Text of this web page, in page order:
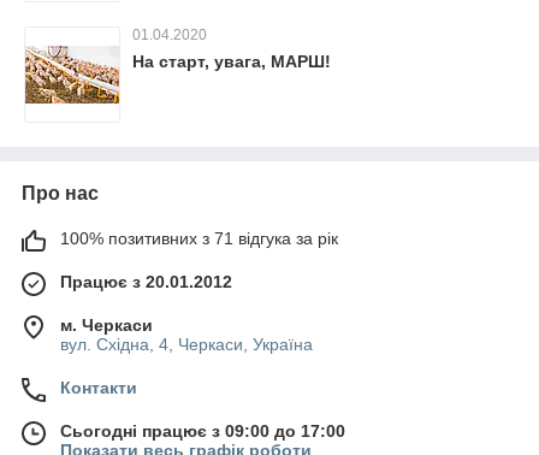
01.04.2020
На старт, увага, МАРШ!
Про нас
100% позитивних з 71 відгука за рік
Працює з 20.01.2012
м. Черкаси
вул. Східна, 4, Черкаси, Україна
Контакти
Сьогодні працює з 09:00 до 17:00
Показати весь графік роботи